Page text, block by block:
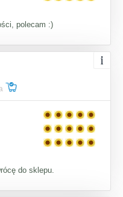
polecam :)
do sklepu.